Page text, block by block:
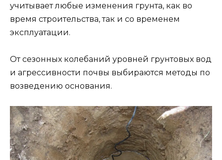
учитывает любые изменения грунта, как во
время строительства, так и со временем
эксплуатации.
От сезонных колебаний уровней грунтовых вод
и агрессивности почвы выбираются методы по
возведению основания.